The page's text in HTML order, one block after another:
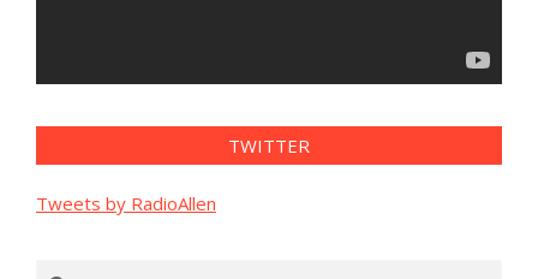
TWITTER
Tweets by RadioAllen
Search